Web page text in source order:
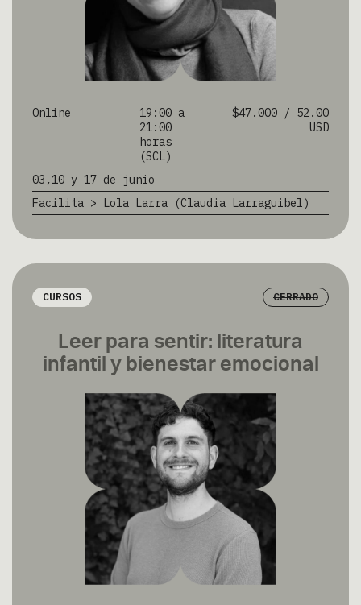
Online
19:00 a
21:00
horas
(SCL)
$47.000 / 52.00
USD
03,10 y 17 de junio
Facilita > Lola Larra (Claudia Larraguibel)
CURSOS CERRADO
Leer para sentir: literatura
infantil y bienestar emocional